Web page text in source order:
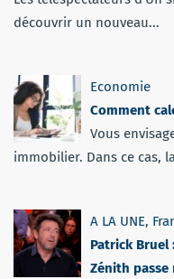
découvrir un nouveau...
Economie
Comment
Vous
immobilier. Dans ce cas,
A LA UNE,
Patrick Bruel
Zénith passe